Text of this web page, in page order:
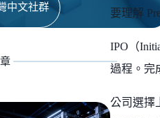
中文社群 要理解
IPO（
過程。完
公司選擇